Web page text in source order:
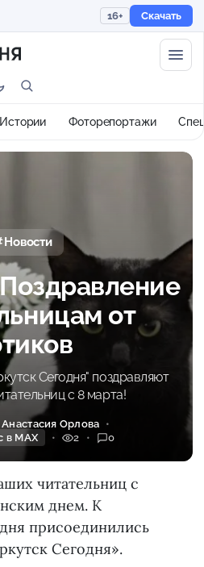
16+ Скачать
Истории Фоторепортажи
Новости
от
Сегодня" поздравляют
с 8 марта!
Анастасия Орлова
в MAX
2 0
читательниц с
днем. К
присоединились
Сегодня».